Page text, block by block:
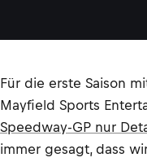
Für die erste Saison
Mayfield Sports
Speedway-GP nur
immer gesagt, dass